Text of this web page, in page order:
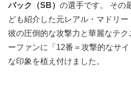
バック（SB） の選手です。 その
ども紹介した元レアル・マドリー
彼の圧倒的な攻撃力と華麗なテ
ーファンに「12番＝攻撃的なサ
な印象を植え付けました。